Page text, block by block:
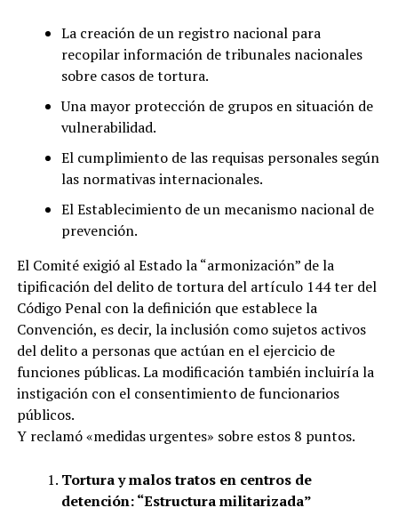
La creación de un registro nacional para
recopilar información de tribunales nacionales
sobre casos de tortura.
Una mayor protección de grupos en situación de
vulnerabilidad.
El cumplimiento de las requisas personales según
las normativas internacionales.
El Establecimiento de un mecanismo nacional de
prevención.
El Comité exigió al Estado la “armonización” de la
tipificación del delito de tortura del artículo 144 ter del
Código Penal con la definición que establece la
Convención, es decir, la inclusión como sujetos activos
del delito a personas que actúan en el ejercicio de
funciones públicas. La modificación también incluiría la
instigación con el consentimiento de funcionarios
públicos.
Y reclamó «medidas urgentes» sobre estos 8 puntos.
Tortura y malos tratos en centros de
detención: “Estructura militarizada”